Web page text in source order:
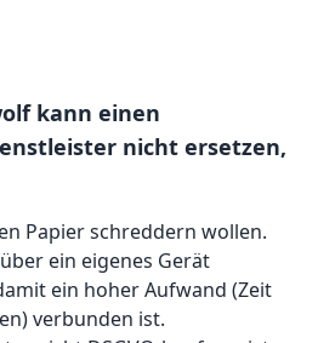
kann einen
nicht ersetzen,
Papier schreddern wollen.
ein eigenes Gerät
ein hoher Aufwand (Zeit
verbunden ist.